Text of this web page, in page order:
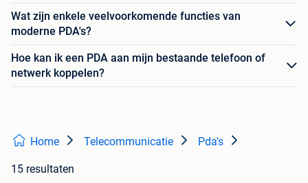
Wat zijn enkele veelvoorkomende functies van
moderne PDA's?
Hoe kan ik een PDA aan mijn bestaande telefoon of
netwerk koppelen?
Home Telecommunicatie Pda's
15 resultaten